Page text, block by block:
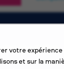
votre
et sur la
plus d’offres